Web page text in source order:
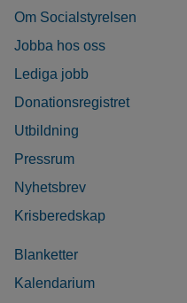
Om Socialstyrelsen
Jobba hos oss
Lediga jobb
Donationsregistret
Utbildning
Pressrum
Nyhetsbrev
Krisberedskap
Blanketter
Kalendarium